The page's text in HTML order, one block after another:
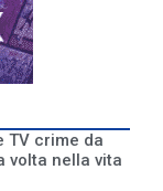
TV crime da
volta nella vita